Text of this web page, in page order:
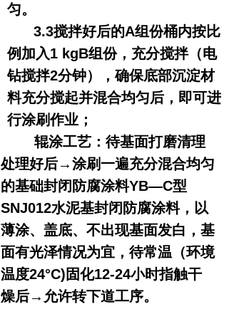
匀。
3.3搅拌好后的A组份桶内按比
例加入1 kgB组份，充分搅拌（电
钻搅拌2分钟），确保底部沉淀材
料充分搅起并混合均匀后，即可进
行涂刷作业；
辊涂工艺：待基面打磨清理
处理好后→涂刷一遍充分混合均匀
的基础封闭防腐涂料YB—C型
SNJ012水泥基封闭防腐涂料，以
薄涂、盖底、不出现基面发白，基
面有光泽情况为宜，待常温（环境
温度24°C)固化12-24小时指触干
燥后→允许转下道工序。